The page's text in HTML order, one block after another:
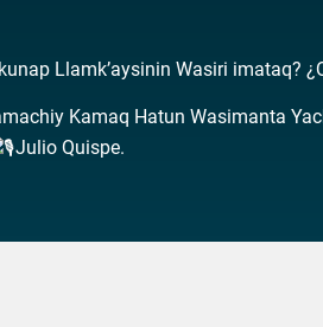
Llamk’aysinin Wasiri imataq?
Kamaq Hatun Wasimanta
Julio Quispe.